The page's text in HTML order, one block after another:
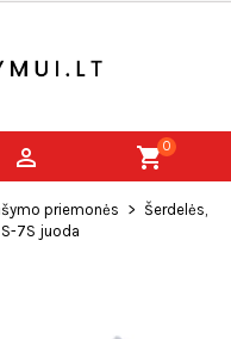
 shopping_cart0
priemonės
Šerdelės,
7S juoda